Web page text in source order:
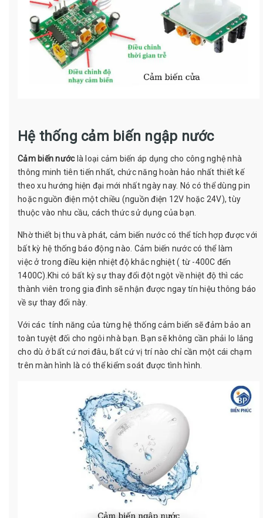
Hệ thống cảm biến ngập nước
Cảm biến nướclà loại cảm biến áp dụng cho công nghệ nhà
thông minh tiên tiến nhất, chức năng hoàn hảo nhất thiết kế
theo xu hướng hiện đại mới nhất ngày nay. Nó có thể dùng pin
hoặc nguồn điện một chiều (nguồn điện 12V hoặc 24V), tùy
thuộc vào nhu cầu, cách thức sử dụng của bạn.
Nhờ thiết bị thu và phát, cảm biến nước có thể tích hợp được với
bất kỳ hệ thống báo động nào. Cảm biến nước có thể làm
việc ở trong điều kiện nhiệt độ khắc nghiệt ( từ -400C đến
1400C).Khi có bất kỳ sự thay đổi đột ngột về nhiệt độ thì các
thành viên trong gia đình sẽ nhận được ngay tín hiệu thông báo
về sự thay đổi này.
Với các tính năng của từng hệ thống cảm biến sẽ đảm bảo an
toàn tuyệt đối cho ngôi nhà bạn. Bạn sẽ không cần phải lo lắng
cho dù ở bất cứ nơi đâu, bất cứ vị trí nào chỉ cần một cái chạm
trên màn hình là có thể kiểm soát được tình hình.